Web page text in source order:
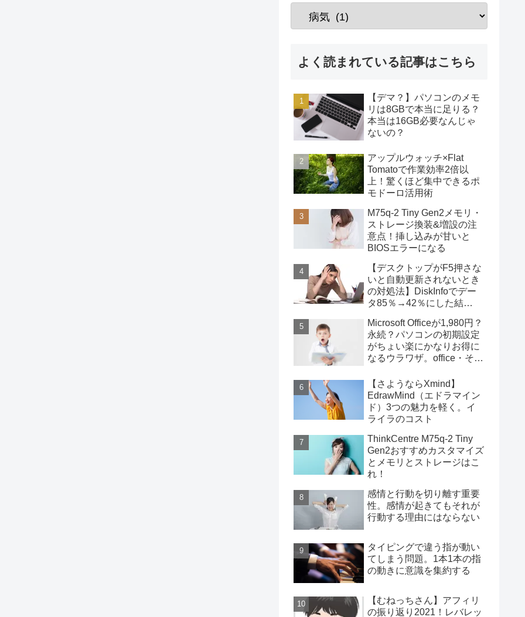
よく読まれている記事はこちら
【デマ？】パソコンのメモ
リは8GBで本当に足りる？
本当は16GB必要なんじゃ
ないの？
アップルウォッチ×Flat
Tomatoで作業効率2倍以
上！驚くほど集中できるポ
モドーロ活用術
M75q-2 Tiny Gen2メモリ・
ストレージ換装&増設の注
意点！挿し込みが甘いと
BIOSエラーになる
【デスクトップがF5押さな
いと自動更新されないとき
の対処法】DiskInfoでデー
タ85％→42％にした結
Microsoft Officeが1,980円？
永続？パソコンの初期設定
がちょい楽にかなりお得に
なるウラワザ。office・その
【さようならXmind】
EdrawMind（エドラマイン
ド）3つの魅力を軽く。イ
ライラのコスト
ThinkCentre M75q-2 Tiny
Gen2おすすめカスタマイズ
とメモリとストレージはこ
れ！
感情と行動を切り離す重要
性。感情が起きてもそれが
行動する理由にはならない
タイピングで違う指が動い
てしまう問題。1本1本の指
の動きに意識を集約する
【むねっちさん】アフィリ
の振り返り2021！レバレッ